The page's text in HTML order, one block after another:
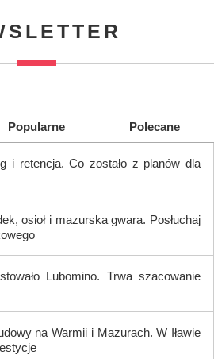
Popularne Polecane
i retencja. Co zostało z planów dla
osioł i mazurska gwara. Posłuchaj
Lubomino. Trwa szacowanie
na Warmii i Mazurach. W Iławie